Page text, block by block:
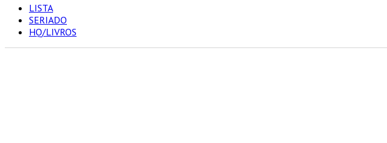
LISTA
SERIADO
HQ/LIVROS